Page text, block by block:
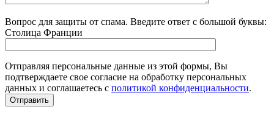
Вопрос для защиты от спама. Введите ответ с большой буквы:
Столица Франции
Отправляя персональные данные из этой формы, Вы
подтверждаете свое согласие на обработку персональных
данных и соглашаетесь с политикой конфиденциальности.